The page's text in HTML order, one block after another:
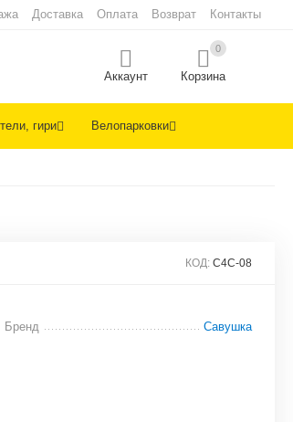
Доставка Оплата Возврат Контакты
Аккаунт
0
Корзина
гири Велопарковки
КОД: С4С-08
Бренд Савушка